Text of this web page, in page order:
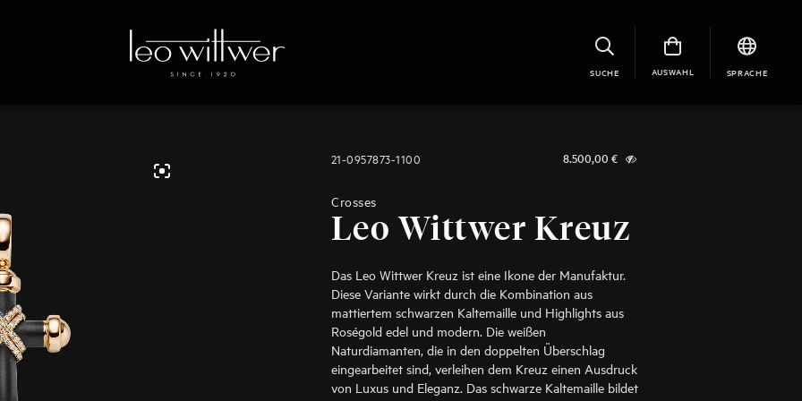
SUCHE AUSWAHL SPRACHE
21-0957873-1100 8.500,00 €
Crosses
Leo Wittwer Kreuz
Das Leo Wittwer Kreuz ist eine Ikone der Manufaktur.
Diese Variante wirkt durch die Kombination aus
mattiertem schwarzen Kaltemaille und Highlights aus
Roségold edel und modern. Die weißen
Naturdiamanten, die in den doppelten Überschlag
eingearbeitet sind, verleihen dem Kreuz einen Ausdruck
von Luxus und Eleganz. Das schwarze Kaltemaille bildet